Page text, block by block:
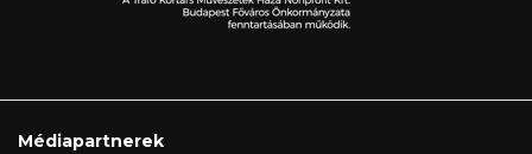
Médiapartnerek